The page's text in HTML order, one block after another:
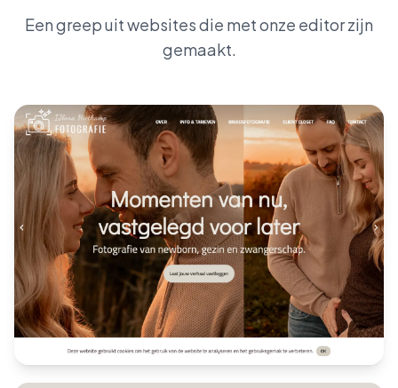
Een greep uit websites die met onze editor zijn
gemaakt.